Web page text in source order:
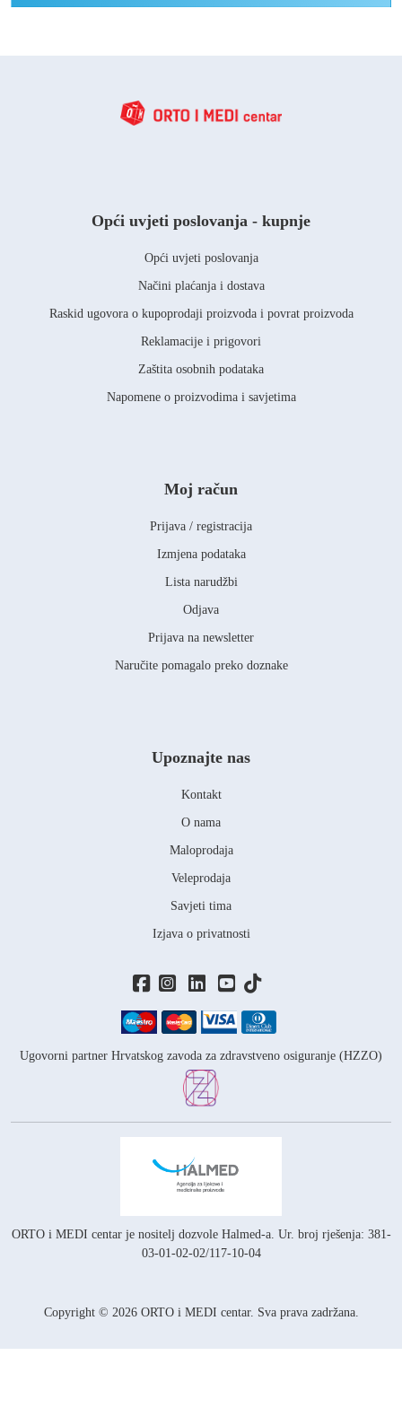
Opći uvjeti poslovanja - kupnje
Opći uvjeti poslovanja
Načini plaćanja i dostava
Raskid ugovora o kupoprodaji proizvoda i povrat proizvoda
Reklamacije i prigovori
Zaštita osobnih podataka
Napomene o proizvodima i savjetima
Moj račun
Prijava / registracija
Izmjena podataka
Lista narudžbi
Odjava
Prijava na newsletter
Naručite pomagalo preko doznake
Copyright © 2026 ORTO i MEDI centar. Sva prava zadržana.
Ugovorni partner Hrvatskog zavoda za zdravstveno osiguranje (HZZO)
ORTO i MEDI centar je nositelj dozvole Halmed-a. Ur. broj rješenja: 381-
03-01-02-02/117-10-04
Upoznajte nas
Kontakt
O nama
Maloprodaja
Veleprodaja
Savjeti tima
Izjava o privatnosti